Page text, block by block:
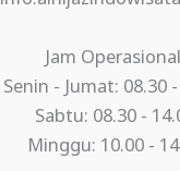
Jam
Senin - Jumat: 08.30
Sabtu: 08.30 -
Minggu: 10.00 -